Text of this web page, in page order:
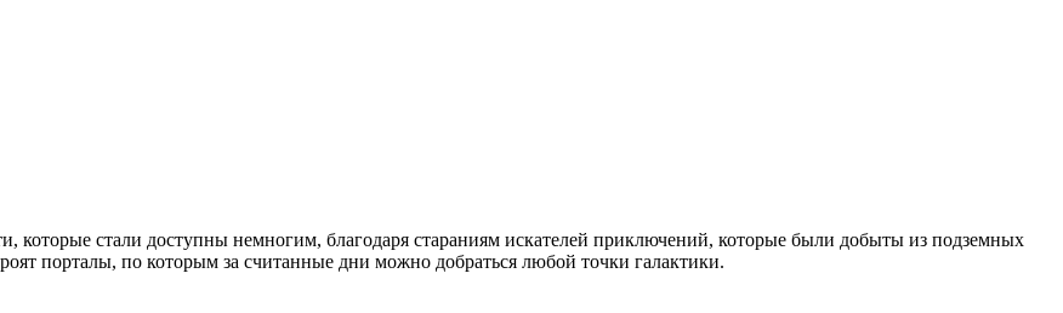
которые стали доступны немногим, благодаря стараниям искателей приключений, которые были добыты из подземных
порталы, по которым за считанные дни можно добраться любой точки галактики.